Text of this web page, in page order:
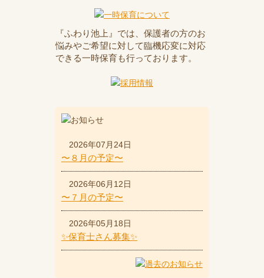
『ふわり池上』では、保護者の方のお
悩みやご希望に対して臨機応変に対応
できる一時保育も行っております。
2026年07月24日
〜８月の予定〜
2026年06月12日
〜７月の予定〜
2026年05月18日
✨保育士さん募集✨